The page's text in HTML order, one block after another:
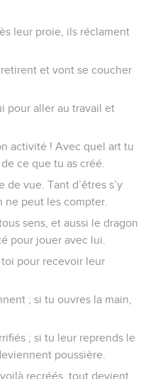
leur proie, ils réclament
et vont se coucher
pour aller au travail et
activité ! Avec quel art tu
ce que tu as créé.
vue. Tant d’êtres s’y
ne peut les compter.
sens, et aussi le dragon
pour jouer avec lui.
pour recevoir leur
; si tu ouvres la main,
; si tu leur reprends le
poussière.
recréés, tout devient